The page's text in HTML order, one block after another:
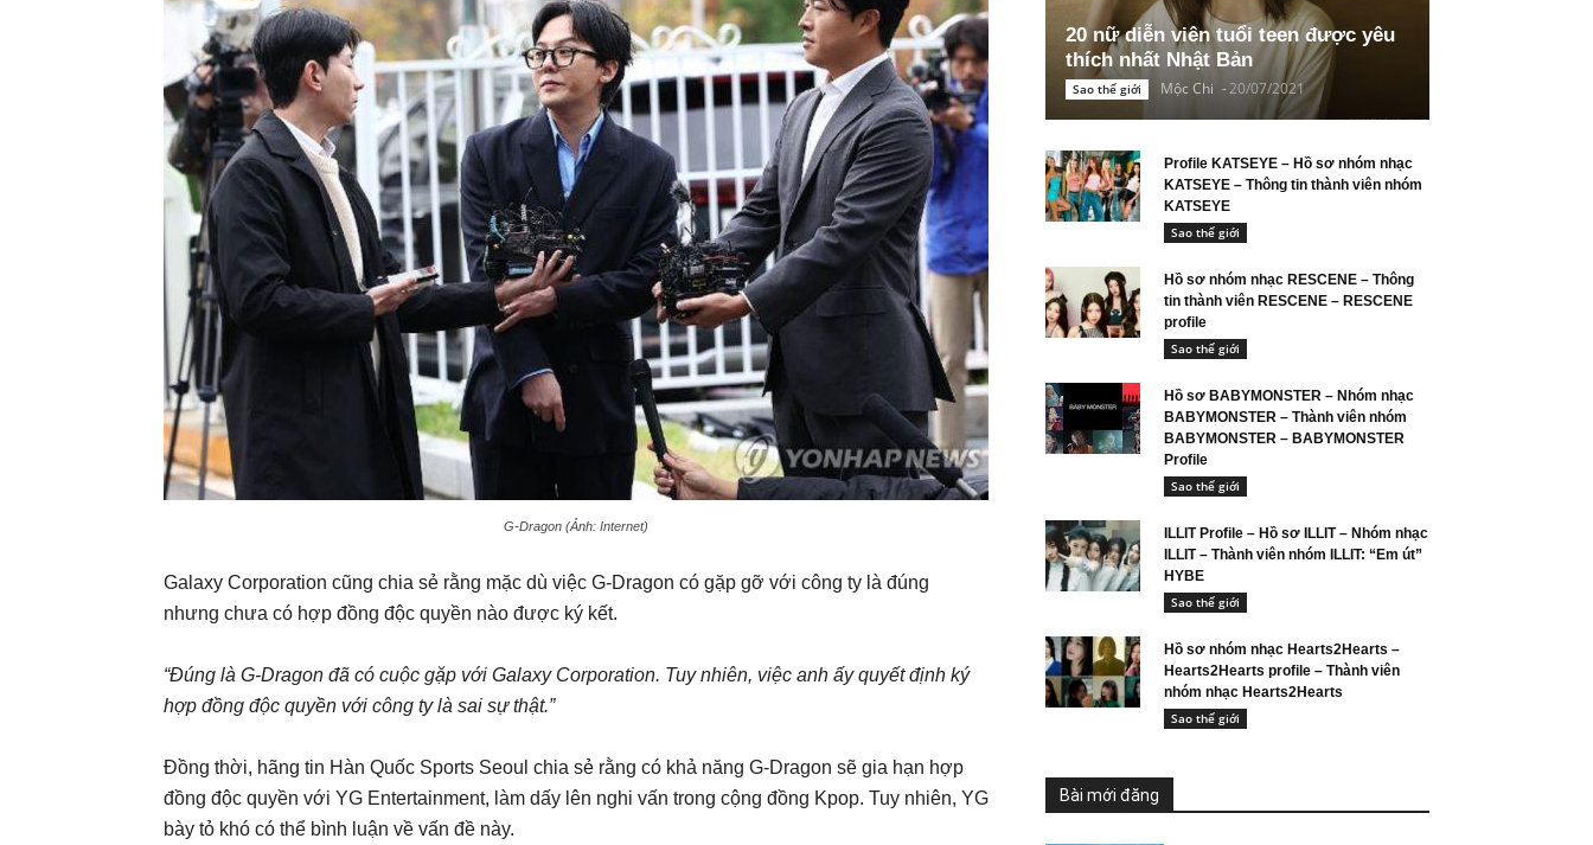
G-Dragon (Ảnh: Internet)
Galaxy Corporation cũng chia sẻ rằng mặc dù việc G-Dragon có gặp gỡ với công ty là đúng
nhưng chưa có hợp đồng độc quyền nào được ký kết.
“Đúng là G-Dragon đã có cuộc gặp với Galaxy Corporation. Tuy nhiên, việc anh ấy quyết định ký
hợp đồng độc quyền với công ty là sai sự thật.”
Đồng thời, hãng tin Hàn Quốc Sports Seoul chia sẻ rằng có khả năng G-Dragon sẽ gia hạn hợp
đồng độc quyền với YG Entertainment, làm dấy lên nghi vấn trong cộng đồng Kpop. Tuy nhiên, YG
bày tỏ khó có thể bình luận về vấn đề này.
20 nữ diễn viên tuổi teen được yêu
thích nhất Nhật Bản
Sao thế giới Mộc Chi -20/07/2021
Profile KATSEYE – Hồ sơ nhóm nhạc
KATSEYE – Thông tin thành viên nhóm
KATSEYE
Sao thế giới
Hồ sơ nhóm nhạc RESCENE – Thông
tin thành viên RESCENE – RESCENE
profile
Sao thế giới
Hồ sơ BABYMONSTER – Nhóm nhạc
BABYMONSTER – Thành viên nhóm
BABYMONSTER – BABYMONSTER
Profile
Sao thế giới
ILLIT Profile – Hồ sơ ILLIT – Nhóm nhạc
ILLIT – Thành viên nhóm ILLIT: “Em út”
HYBE
Sao thế giới
Hồ sơ nhóm nhạc Hearts2Hearts –
Hearts2Hearts profile – Thành viên
nhóm nhạc Hearts2Hearts
Sao thế giới
Bài mới đăng